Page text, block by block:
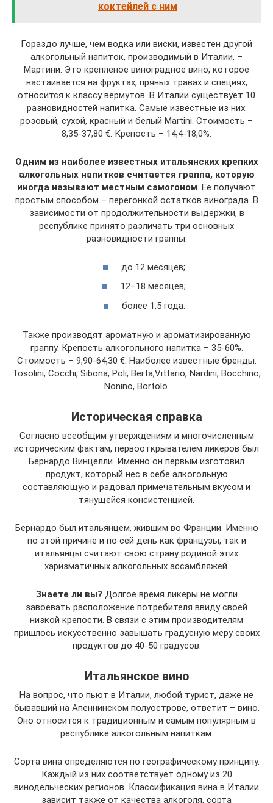
коктейлей с ним
Гораздо лучше, чем водка или виски, известен другой
алкогольный напиток, производимый в Италии, –
Мартини. Это крепленое виноградное вино, которое
настаивается на фруктах, пряных травах и специях,
относится к классу вермутов. В Италии существует 10
разновидностей напитка. Самые известные из них:
розовый, сухой, красный и белый Martini. Стоимость –
8,35-37,80 €. Крепость – 14,4-18,0%.
Одним из наиболее известных итальянских крепких
алкогольных напитков считается граппа, которую
иногда называют местным самогоном. Ее получают
простым способом – перегонкой остатков винограда. В
зависимости от продолжительности выдержки, в
республике принято различать три основных
разновидности граппы:
до 12 месяцев;
12–18 месяцев;
более 1,5 года.
Также производят ароматную и ароматизированную
граппу. Крепость алкогольного напитка – 35-60%.
Стоимость – 9,90-64,30 €. Наиболее известные бренды:
Tosolini, Cocchi, Sibona, Poli, Berta,Vittario, Nardini, Bocchino,
Nonino, Bortolo.
Историческая справка
Согласно всеобщим утверждениям и многочисленным
историческим фактам, первооткрывателем ликеров был
Бернардо Винцелли. Именно он первым изготовил
продукт, который нес в себе алкогольную
составляющую и радовал примечательным вкусом и
тянущейся консистенцией.
Бернардо был итальянцем, жившим во Франции. Именно
по этой причине и по сей день как французы, так и
итальянцы считают свою страну родиной этих
харизматичных алкогольных ассамбляжей.
Знаете ли вы? Долгое время ликеры не могли
завоевать расположение потребителя ввиду своей
низкой крепости. В связи с этим производителям
пришлось искусственно завышать градусную меру своих
продуктов до 40-50 градусов.
Итальянское вино
На вопрос, что пьют в Италии, любой турист, даже не
бывавший на Апеннинском полуострове, ответит – вино.
Оно относится к традиционным и самым популярным в
республике алкогольным напиткам.
Сорта вина определяются по географическому принципу.
Каждый из них соответствует одному из 20
винодельческих регионов. Классификация вина в Италии
зависит также от качества алкоголя, сорта